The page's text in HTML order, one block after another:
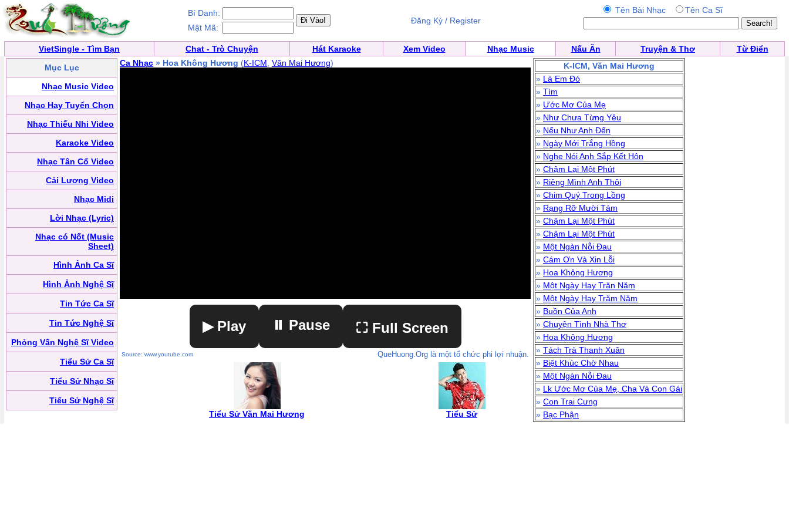
Bí Danh:
Mật Mã:
Đăng Ký / Register
Tên Bài Nhạc Tên Ca Sĩ
VietSingle - Tìm Bạn Chat - Trò Chuyện Hát Karaoke Xem Video Nhạc Music Nấu Ăn Truyện & Thơ
Từ Điển
Mục Lục
Nhạc Music Video
Nhạc Hay Tuyển Chọn
Nhạc Thiếu Nhi Video
Karaoke Video
Nhạc Tân Cổ Video
Cải Lương Video
Nhạc Midi
Lời Nhạc (Lyric)
Nhạc có Nốt (Music
Sheet)
Hình Ảnh Ca Sĩ
Hình Ảnh Nghệ Sĩ
Tin Tức Ca Sĩ
Tin Tức Nghệ Sĩ
Phỏng Vấn Nghệ Sĩ Video
Tiểu Sử Ca Sĩ
Tiểu Sử Nhạc Sĩ
Tiểu Sử Nghệ Sĩ
Ca Nhạc » Hoa Không Hương (K-ICM Văn Mai Hương)
▶ Play
▶ Play ⏸ Pause ⛶ Full Screen
Source: www.youtube.com QueHuong.Org là một tổ chức phi lợi nhuận.
Tiểu Sử Văn Mai Hương Tiểu Sử
K-ICM, Văn Mai Hương
» Là Em Đó
» Tìm
» Ước Mơ Của Mẹ
» Như Chưa Từng Yêu
» Nếu Như Anh Đến
» Ngày Mới Trắng Hồng
» Nghe Nói Anh Sắp Kết Hôn
» Chậm Lại Một Phút
» Riêng Mình Anh Thôi
» Chim Quý Trong Lồng
» Rạng Rỡ Mười Tám
» Chậm Lại Một Phút
» Chậm Lại Một Phút
» Một Ngàn Nỗi Đau
» Cám Ơn Và Xin Lỗi
» Hoa Không Hương
» Một Ngày Hay Trăn Năm
» Một Ngày Hay Trăm Năm
» Buồn Của Anh
» Chuyện Tình Nhà Thơ
» Hoa Không Hương
» Tách Trà Thanh Xuân
» Biệt Khúc Chờ Nhau
» Một Ngàn Nỗi Đau
» Lk Ước Mơ Của Mẹ, Cha Và Con Gái
» Con Trai Cưng
» Bạc Phận